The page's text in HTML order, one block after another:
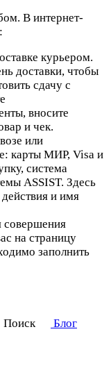
В интернет-
курьером.
доставки, чтобы
сдачу с
вносите
и чек.
или
карты МИР, Visa и
система
ASSIST. Здесь
и имя
совершения
на страницу
заполнить
Поиск
Блог